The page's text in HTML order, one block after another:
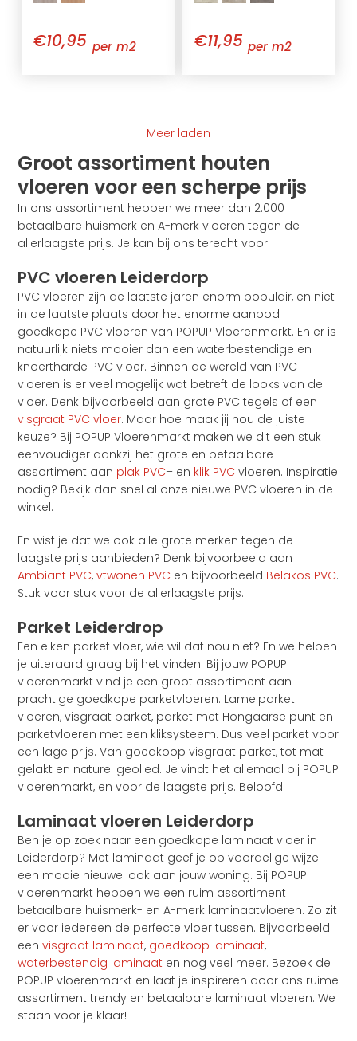
€10,95 per m2 €11,95 per m2
Meer laden
Groot assortiment houten
vloeren voor een scherpe prijs
In ons assortiment hebben we meer dan 2.000
betaalbare huismerk en A-merk vloeren tegen de
allerlaagste prijs. Je kan bij ons terecht voor:
PVC vloeren Leiderdorp
PVC vloeren zijn de laatste jaren enorm populair, en niet
in de laatste plaats door het enorme aanbod
goedkope PVC vloeren van POPUP Vloerenmarkt. En er is
natuurlijk niets mooier dan een waterbestendige en
knoertharde PVC vloer. Binnen de wereld van PVC
vloeren is er veel mogelijk wat betreft de looks van de
vloer. Denk bijvoorbeeld aan grote PVC tegels of een
visgraat PVC vloer. Maar hoe maak jij nou de juiste
keuze? Bij POPUP Vloerenmarkt maken we dit een stuk
eenvoudiger dankzij het grote en betaalbare
assortiment aan plak PVC– en klik PVC vloeren. Inspiratie
nodig? Bekijk dan snel al onze nieuwe PVC vloeren in de
winkel.
En wist je dat we ook alle grote merken tegen de
laagste prijs aanbieden? Denk bijvoorbeeld aan
Ambiant PVC,vtwonen PVC en bijvoorbeeld Belakos PVC.
Stuk voor stuk voor de allerlaagste prijs.
Parket Leiderdrop
Een eiken parket vloer, wie wil dat nou niet? En we helpen
je uiteraard graag bij het vinden! Bij jouw POPUP
vloerenmarkt vind je een groot assortiment aan
prachtige goedkope parketvloeren. Lamelparket
vloeren, visgraat parket, parket met Hongaarse punt en
parketvloeren met een kliksysteem. Dus veel parket voor
een lage prijs. Van goedkoop visgraat parket, tot mat
gelakt en naturel geolied. Je vindt het allemaal bij POPUP
vloerenmarkt, en voor de laagste prijs. Beloofd.
Laminaat vloeren Leiderdorp
Ben je op zoek naar een goedkope laminaat vloer in
Leiderdorp? Met laminaat geef je op voordelige wijze
een mooie nieuwe look aan jouw woning. Bij POPUP
vloerenmarkt hebben we een ruim assortiment
betaalbare huismerk- en A-merk laminaatvloeren. Zo zit
er voor iedereen de perfecte vloer tussen. Bijvoorbeeld
eenvisgraat laminaat, goedkoop laminaat,
waterbestendig laminaat en nog veel meer. Bezoek de
POPUP vloerenmarkt en laat je inspireren door ons ruime
assortiment trendy en betaalbare laminaat vloeren. We
staan voor je klaar!